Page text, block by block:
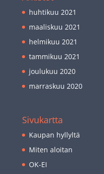
huhtikuu 2021
maaliskuu 2021
helmikuu 2021
tammikuu 2021
joulukuu 2020
marraskuu 2020
Sivukartta
Kaupan hyllyltä
Miten aloitan
OK-EI